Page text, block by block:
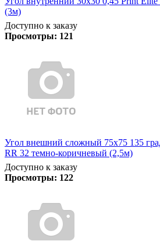
(3м)
Доступно к заказу
Просмотры: 121
Угол внешний сложный 75х75 135
RR 32 темно-коричневый (2,5м)
Доступно к заказу
Просмотры: 122